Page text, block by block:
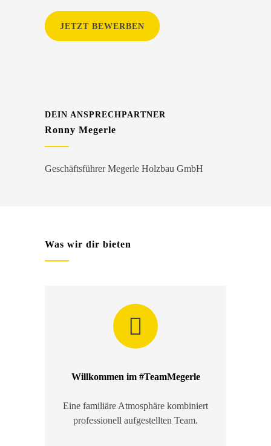
JETZT BEWERBEN
DEIN ANSPRECHPARTNER
Ronny Megerle
Geschäftsführer Megerle Holzbau GmbH
Was wir dir bieten
Willkommen im #TeamMegerle
Eine familiäre Atmosphäre kombiniert
professionell aufgestellten Team.